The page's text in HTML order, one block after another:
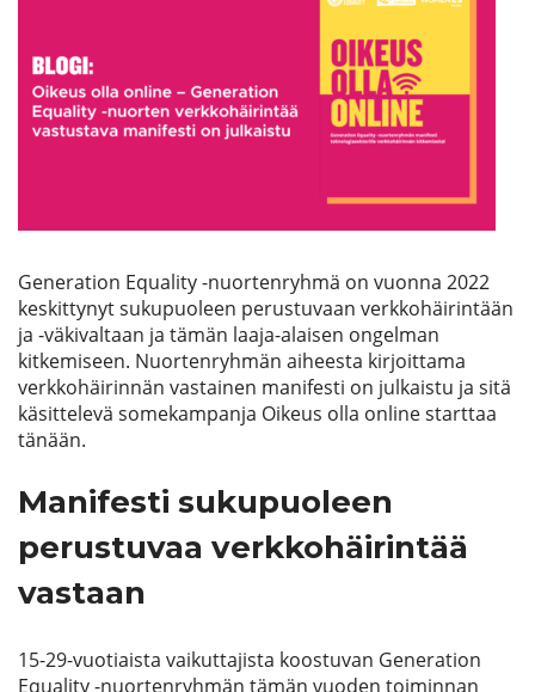
Etsi
Generation Equality -nuortenryhmä on vuonna 2022
keskittynyt sukupuoleen perustuvaan verkkohäirintään
ja -väkivaltaan ja tämän laaja-alaisen ongelman
kitkemiseen. Nuortenryhmän aiheesta kirjoittama
verkkohäirinnän vastainen manifesti on julkaistu ja sitä
käsittelevä somekampanja Oikeus olla onlinestarttaa
tänään.
Manifesti sukupuoleen
perustuvaa verkkohäirintää
vastaan
15-29-vuotiaista vaikuttajista koostuvan Generation
Equality -nuortenryhmän tämän vuoden toiminnan